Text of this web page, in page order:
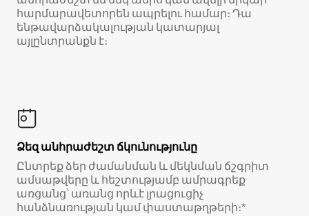
հարմարավետորեն ապրելու համար։ Դա
ենթավարձակալության կատարյալ
այլընտրանքն է։
Ձեզ անհրաժեշտ ճկունությունը
Ընտրեք ձեր ժամանման և մեկնման ճշգրիտ
ամսաթվերը և հեշտությամբ ամրագրեք
առցանց՝ առանց որևէ լրացուցիչ
հանձնառության կամ փաստաթղթերի։*